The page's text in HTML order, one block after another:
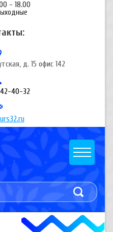
- 18.00
д. 15 офис 142
40-32